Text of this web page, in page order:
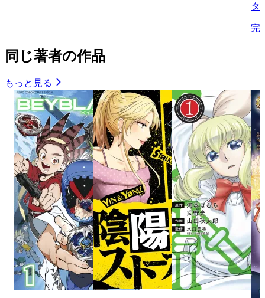
タ
完
同じ著者の作品
もっと見る